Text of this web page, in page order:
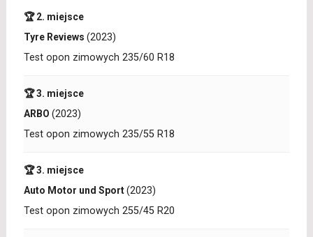
🏆 2. miejsce
Tyre Reviews (2023)
Test opon zimowych 235/60 R18
🏆 3. miejsce
ARBO (2023)
Test opon zimowych 235/55 R18
🏆 3. miejsce
Auto Motor und Sport(2023)
Test opon zimowych 255/45 R20